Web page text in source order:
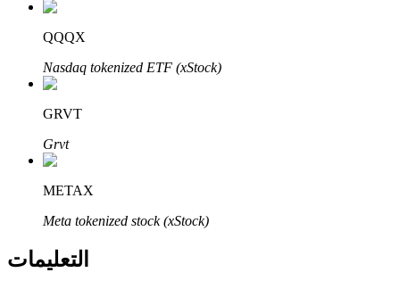
QQQX
Nasdaq tokenized ETF (xStock)
GRVT
Grvt
METAX
Meta tokenized stock (xStock)
التعليمات